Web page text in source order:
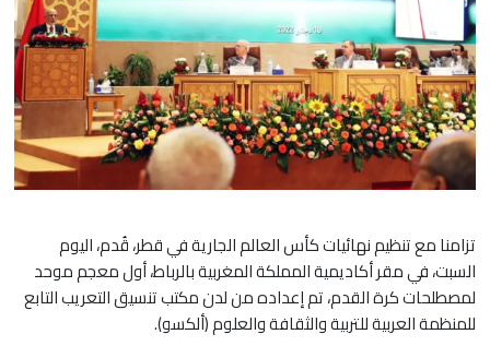
تزامنا مع تنظيم نهائيات كأس العالم الجارية في قطر، قُدم، اليوم
السبت، في مقر أكاديمية المملكة المغربية بالرباط، أول معجم موحد
لمصطلحات كرة القدم، تم إعداده من لدن مكتب تنسيق التعريب التابع
للمنظمة العربية للتربية والثقافة والعلوم (ألكسو).